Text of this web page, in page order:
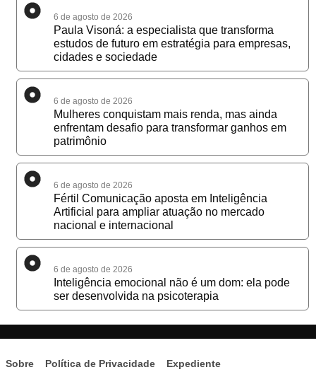
6 de agosto de 2026
Paula Visoná: a especialista que transforma
estudos de futuro em estratégia para empresas,
cidades e sociedade
6 de agosto de 2026
Mulheres conquistam mais renda, mas ainda
enfrentam desafio para transformar ganhos em
patrimônio
6 de agosto de 2026
Fértil Comunicação aposta em Inteligência
Artificial para ampliar atuação no mercado
nacional e internacional
6 de agosto de 2026
Inteligência emocional não é um dom: ela pode
ser desenvolvida na psicoterapia
Sobre Política de Privacidade Expediente